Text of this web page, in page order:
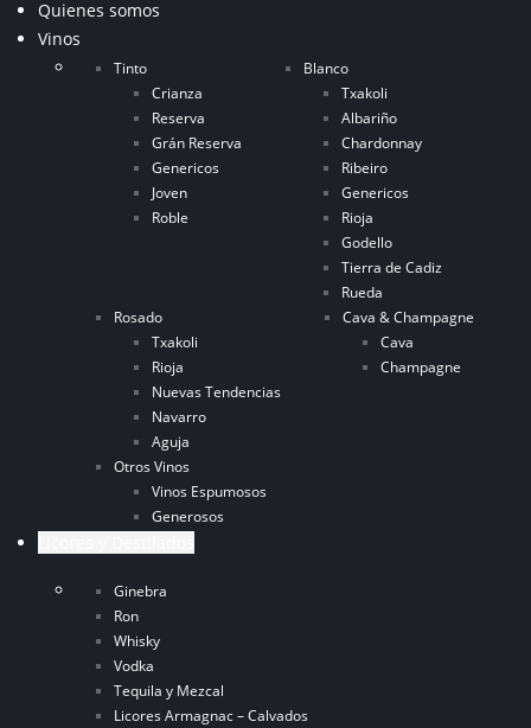
Quienes somos
Vinos
Tinto
Crianza
Reserva
Grán Reserva
Genericos
Joven
Roble
Blanco
Txakoli
Albariño
Chardonnay
Ribeiro
Genericos
Rioja
Godello
Tierra de Cadiz
Rueda
Rosado
Txakoli
Rioja
Nuevas Tendencias
Navarro
Aguja
Cava & Champagne
Cava
Champagne
Otros Vinos
Vinos Espumosos
Generosos
Ginebra
Ron
Whisky
Vodka
Tequila y Mezcal
Licores Armagnac – Calvados